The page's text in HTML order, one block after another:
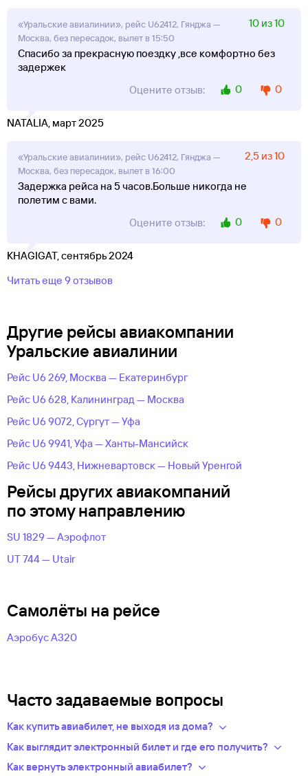
«Уральские авиалинии», рейс U62412, Гянджа —
Москва, без пересадок, вылет в 15:50
10 из 10
Спасибо за прекрасную поездку ,все комфортно без
задержек
Оцените отзыв:
0 0
NATALIA, март 2025
«Уральские авиалинии», рейс U62412, Гянджа —
Москва, без пересадок, вылет в 16:00
2,5 из 10
Задержка рейса на 5 часов.Больше никогда не
полетим с вами.
Оцените отзыв:
0 0
KHAGIGAT, сентябрь 2024
Читать еще 9 отзывов
Другие рейсы авиакомпании
Уральские авиалинии
Рейс U6 269, Москва — Екатеринбург
Рейс U6 628, Калининград — Москва
Рейс U6 9072, Сургут — Уфа
Рейс U6 9941, Уфа — Ханты-Мансийск
Рейс U6 9443, Нижневартовск — Новый Уренгой
Рейсы других авиакомпаний
по этому направлению
SU 1829 — Аэрофлот
UT 744 — Utair
Самолёты на рейсе
Аэробус А320
Часто задаваемые вопросы
Как купить авиабилет, не выходя из дома?
Укажите в нужных полях маршрут, дату поездки и число
из предложений сотен авиакомпаний.
Как выглядит электронный билет и где его получить?
После оплаты на сайте, в базе данных авиакомпании
Как вернуть электронный авиабилет?